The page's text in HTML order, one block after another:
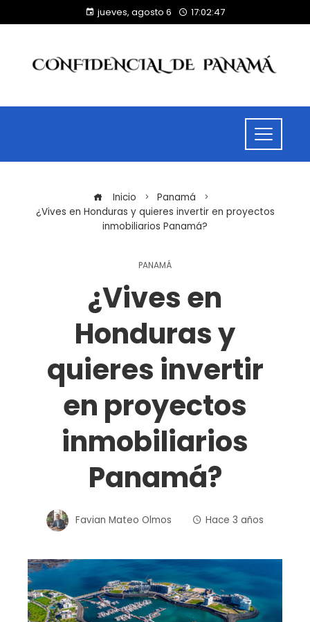
jueves, agosto 6 17:02:47
Inicio
Panamá
¿Vives en Honduras y quieres invertir en proyectos
inmobiliarios Panamá?
PANAMÁ
¿Vives en
Honduras y
quieres invertir
en proyectos
inmobiliarios
Panamá?
Favian Mateo Olmos Hace 3 años